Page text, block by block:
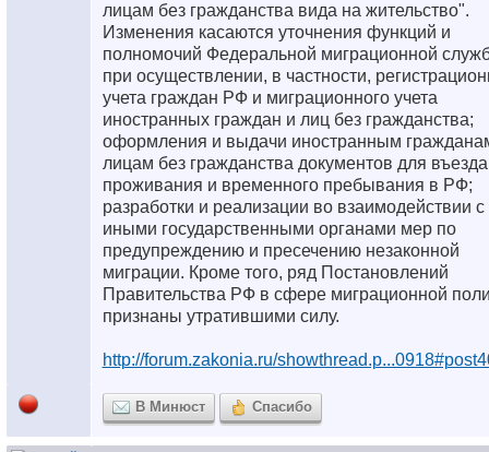
лицам без гражданства вида на жительство".
Изменения касаются уточнения функций и
полномочий Федеральной миграционной
при осуществлении, в частности,
учета граждан РФ и миграционного учета
иностранных граждан и лиц без гражданства;
оформления и выдачи иностранным
лицам без гражданства документов для
проживания и временного пребывания в РФ;
разработки и реализации во взаимодействии с
иными государственными органами мер по
предупреждению и пресечению незаконной
миграции. Кроме того, ряд Постановлений
Правительства РФ в сфере миграционной
признаны утратившими силу.
http://forum.zakonia.ru/
В Минюст Спасибо